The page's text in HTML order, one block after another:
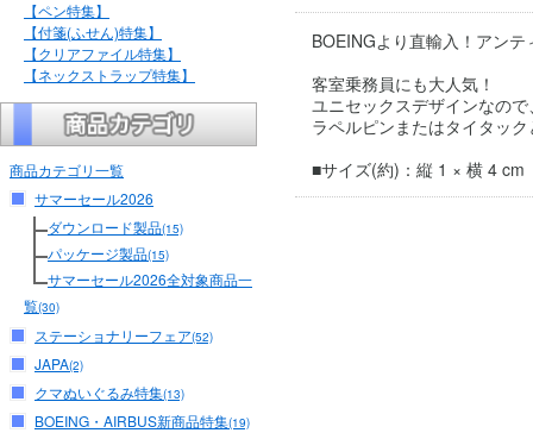
【ペン特集】
【付箋(ふせん)特集】
【クリアファイル特集】
【ネックストラップ特集】
商品カテゴリ一覧
サマーセール2026
ダウンロード製品(15)
パッケージ製品(15)
サマーセール2026全対象商品一
覧(30)
ステーショナリーフェア(52)
JAPA(2)
クマぬいぐるみ特集(13)
BOEING・AIRBUS新商品特集(19)
BOEINGより直輸入！アン
客室乗務員にも大人気！
ユニセックスデザインなの
ラペルピンまたはタイタッ
■サイズ(約)：縦 1 × 横 4 cm